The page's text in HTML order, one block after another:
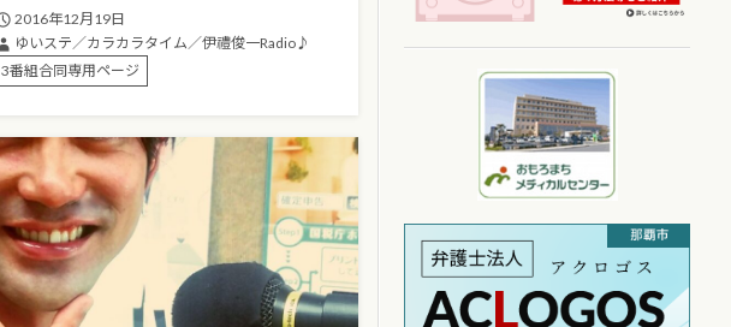
2016年12月19日
ゆいステ／カラカラタイム／伊禮俊一Radio♪
3番組合同専用ページ